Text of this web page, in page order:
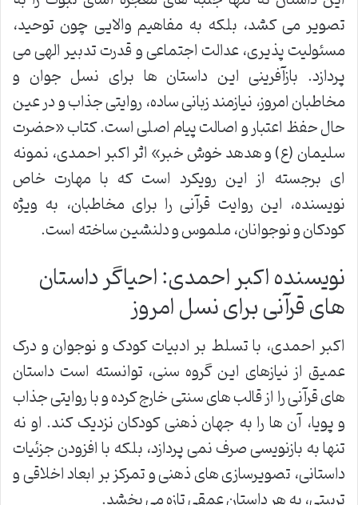
تصویر می کشد، بلکه به مفاهیم والایی چون توحید،
مسئولیت پذیری، عدالت اجتماعی و قدرت تدبیر الهی می
پردازد. بازآفرینی این داستان ها برای نسل جوان و
مخاطبان امروز، نیازمند زبانی ساده، روایتی جذاب و در عین
حال حفظ اعتبار و اصالت پیام اصلی است. کتاب «حضرت
سلیمان (ع) و هدهد خوش خبر» اثر اکبر احمدی، نمونه
ای برجسته از این رویکرد است که با مهارت خاص
نویسنده، این روایت قرآنی را برای مخاطبان، به ویژه
کودکان و نوجوانان، ملموس و دلنشین ساخته است.
نویسنده اکبر احمدی: احیاگر داستان
های قرآنی برای نسل امروز
اکبر احمدی، با تسلط بر ادبیات کودک و نوجوان و درک
عمیق از نیازهای این گروه سنی، توانسته است داستان
های قرآنی را از قالب های سنتی خارج کرده و با روایتی جذاب
و پویا، آن ها را به جهان ذهنی کودکان نزدیک کند. او نه
تنها به بازنویسی صرف نمی پردازد، بلکه با افزودن جزئیات
داستانی، تصویرسازی های ذهنی و تمرکز بر ابعاد اخلاقی و